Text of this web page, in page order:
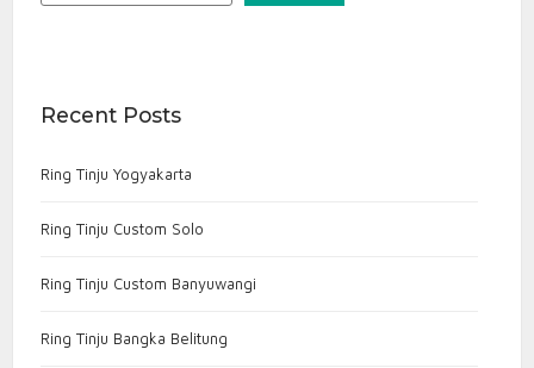
Recent Posts
Ring Tinju Yogyakarta
Ring Tinju Custom Solo
Ring Tinju Custom Banyuwangi
Ring Tinju Bangka Belitung